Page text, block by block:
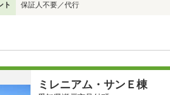
ト 保証人不要／代行
ミレニアム・サンＥ棟